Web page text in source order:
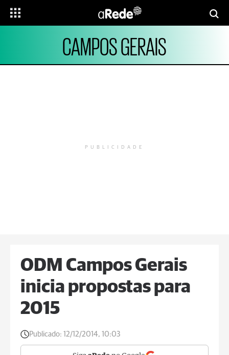
CAMPOS GERAIS
PUBLICIDADE
ODM Campos Gerais
inicia propostas para
2015
Publicado: 12/12/2014, 10:03